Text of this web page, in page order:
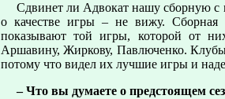
Сдвинет ли Адвокат нашу сборную с
о качестве игры – не вижу. Сборная
показывают той игры, которой от
Аршавину, Жиркову, Павлюченко.
потому что видел их лучшие игры и
– Что вы думаете о предстоящем